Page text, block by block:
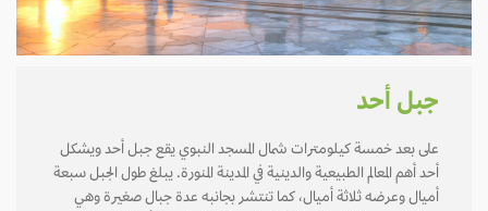
جبل أحد
على بعد خمسة كيلومترات شمال المسجد النبوي يقع جبل أحد ويشكل
أحد أهم المعالم الطبيعية والدينية في المدينة المنورة. يبلغ طول الجبل سبعة
أميال وعرضه ثلاثة أميال، كما تنتشر بجانبه عدة جبال صغيرة وهي